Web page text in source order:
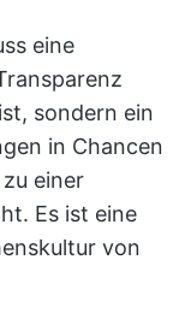
eine
sondern ein
in Chancen
einer
Es ist eine
von